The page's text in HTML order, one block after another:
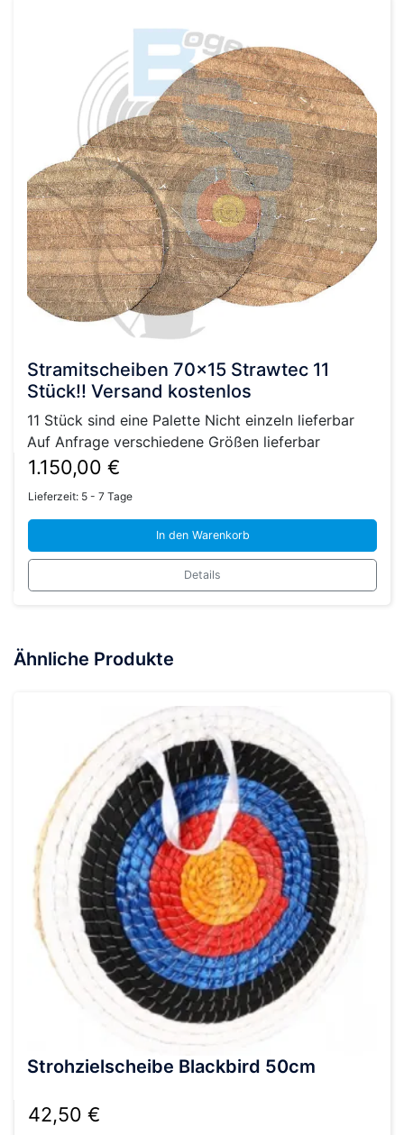
Stramitscheiben 70×15 Strawtec 11
Stück!! Versand kostenlos
11 Stück sind eine Palette Nicht einzeln lieferbar
Auf Anfrage verschiedene Größen lieferbar
1.150,00 €
Lieferzeit: 5 - 7 Tage
In den Warenkorb
Details
Ähnliche Produkte
Strohzielscheibe Blackbird 50cm
42,50 €